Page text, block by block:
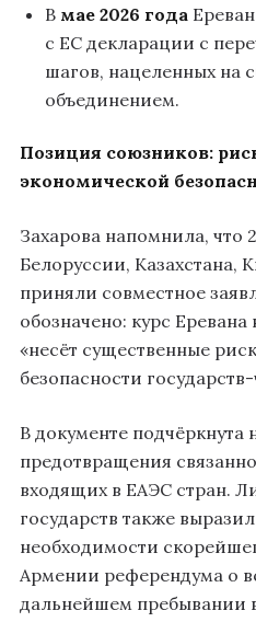
В мае 2026 года
с ЕС декларации с
шагов, нацеленных на
объединением.
Позиция союзников:
экономической
Захарова напомнила, что
Белоруссии, Казахстана,
приняли совместное
обозначено: курс
«несёт существенные
безопасности
В документе подчёркнута
предотвращения
входящих в ЕАЭС стран.
государств также
необходимости
Армении референдума о
дальнейшем пребывании